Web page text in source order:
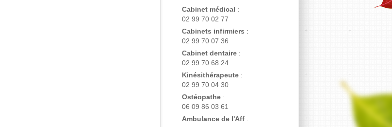
Cabinet médical :
02 99 70 02 77
Cabinets infirmiers :
02 99 70 07 36
Cabinet dentaire :
02 99 70 68 24
Kinésithérapeute :
02 99 70 04 30
Ostéopathe :
06 09 86 03 61
Ambulance de l'Aff :